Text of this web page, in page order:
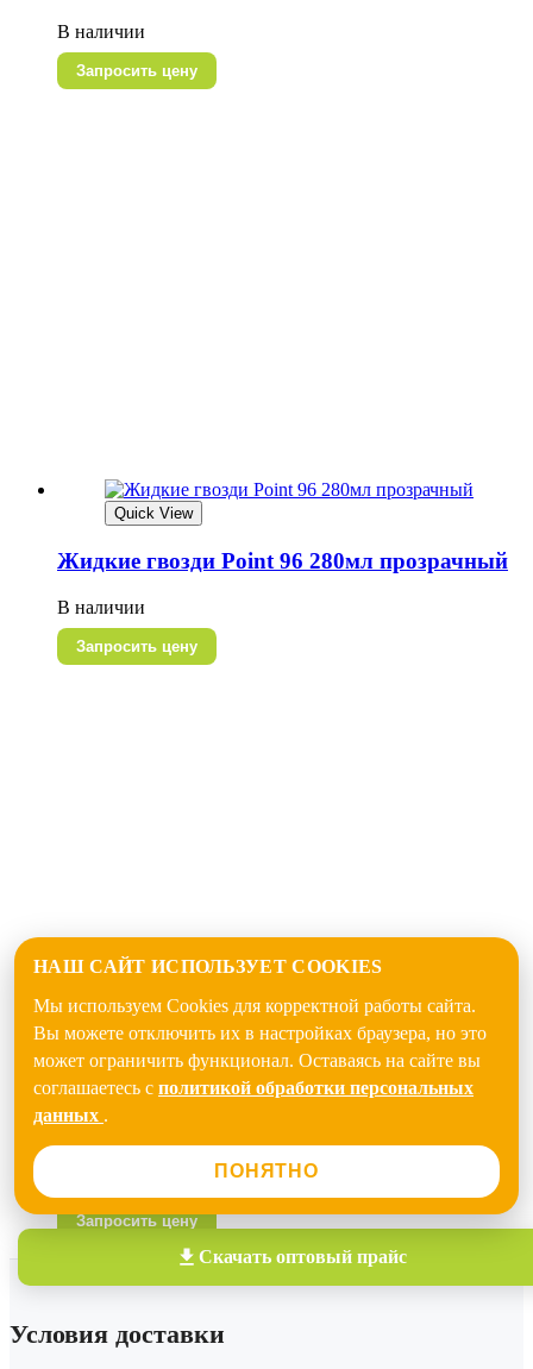
В наличии
Запросить цену
Quick View
Жидкие гвозди Point 96 280мл прозрачный
В наличии
Запросить цену
Quick View
Запросить цену
Условия доставки
НАШ САЙТ ИСПОЛЬЗУЕТ COOKIES
Мы используем Cookies для корректной работы сайта.
Вы можете отключить их в настройках браузера, но это
может ограничить функционал. Оставаясь на сайте вы
соглашаетесь с политикой обработки персональных
данных .
ПОНЯТНО
Скачать оптовый прайс